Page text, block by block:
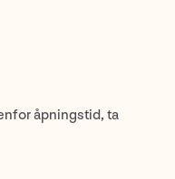
åpningstid, ta